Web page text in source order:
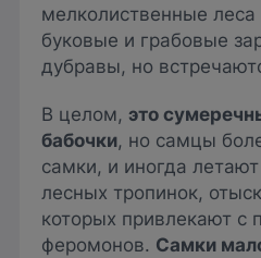
мелколиственные
буковые и грабовые
дубравы, но
В целом, это
бабочки, но самцы
самки, и иногда
лесных тропинок,
которых привлекают с
феромонов. Самки